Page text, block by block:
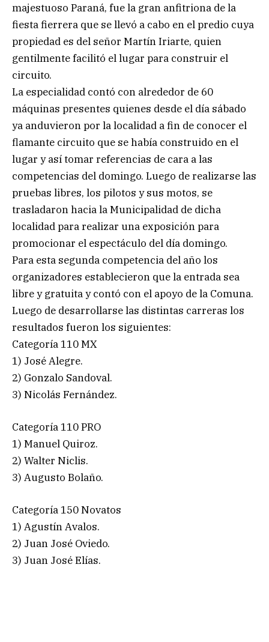
majestuoso Paraná, fue la gran anfitriona de la
fiesta fierrera que se llevó a cabo en el predio cuya
propiedad es del señor Martín Iriarte, quien
gentilmente facilitó el lugar para construir el
circuito.
La especialidad contó con alrededor de 60
máquinas presentes quienes desde el día sábado
ya anduvieron por la localidad a fin de conocer el
flamante circuito que se había construido en el
lugar y así tomar referencias de cara a las
competencias del domingo. Luego de realizarse las
pruebas libres, los pilotos y sus motos, se
trasladaron hacia la Municipalidad de dicha
localidad para realizar una exposición para
promocionar el espectáculo del día domingo.
Para esta segunda competencia del año los
organizadores establecieron que la entrada sea
libre y gratuita y contó con el apoyo de la Comuna.
Luego de desarrollarse las distintas carreras los
resultados fueron los siguientes:
Categoría 110 MX
1) José Alegre.
2) Gonzalo Sandoval.
3) Nicolás Fernández.
Categoría 110 PRO
1) Manuel Quiroz.
2) Walter Niclis.
3) Augusto Bolaño.
Categoría 150 Novatos
1) Agustín Avalos.
2) Juan José Oviedo.
3) Juan José Elías.